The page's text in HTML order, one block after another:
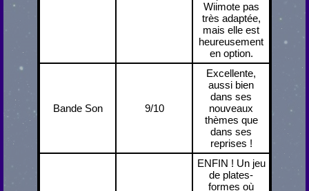
Wiimote pas
très adaptée,
mais elle est
heureusement
en option.
Bande Son 9/10
Excellente,
aussi bien
dans ses
nouveaux
thèmes que
dans ses
reprises !
ENFIN ! Un jeu
de plates-
formes où